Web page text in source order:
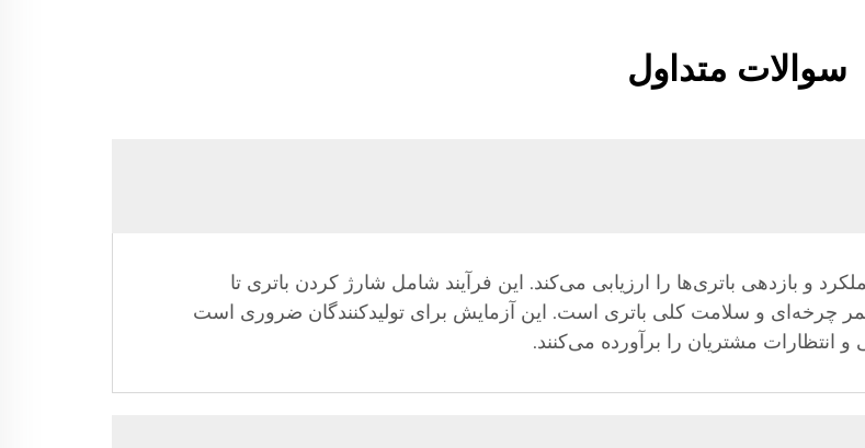
سوالات متداول
و بازدهی باتری‌ها را ارزیابی می‌کند. این فرآیند شامل شارژ کردن باتری تا
چرخه‌ای و سلامت کلی باتری است. این آزمایش برای تولیدکنندگان ضروری است
انتظارات مشتریان را برآورده می‌کنند.